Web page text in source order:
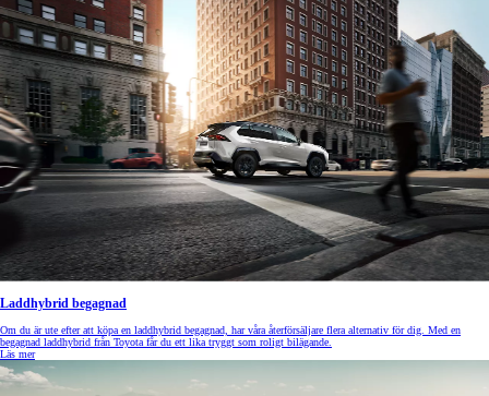
Laddhybrid begagnad
Om du är ute efter att köpa en laddhybrid begagnad, har våra återförsäljare flera alternativ för dig. Med en
begagnad laddhybrid från Toyota får du ett lika tryggt som roligt bilägande.
Läs mer